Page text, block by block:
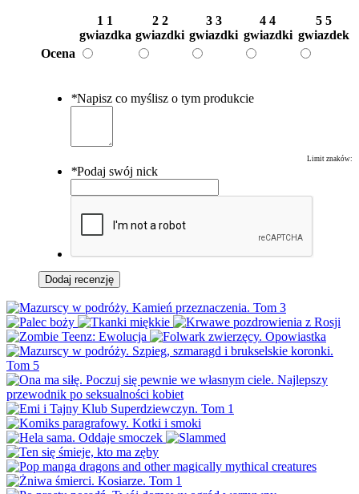
1 1
gwiazdka
2 2
gwiazdki
3 3
gwiazdki
4 4
gwiazdki
5 5
gwiazdek
Ocena
*Napisz co myślisz o tym produkcie
Limit znaków:
*Podaj swój nick
Dodaj recenzję